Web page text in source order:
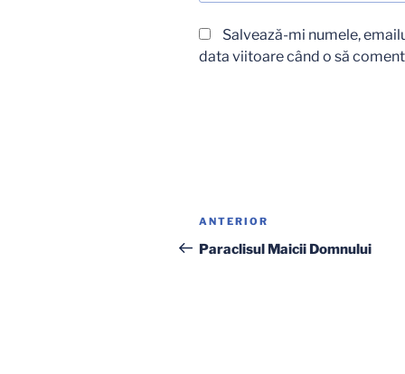
Salvează-mi numele,
data viitoare când o să
Navigare
în
Articolul
anterior
ANTERIOR
Paraclisul Maicii Domnului